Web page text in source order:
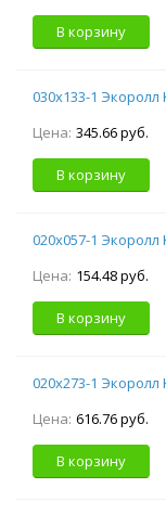
В корзину
030х133-1
Цена: 345.66 руб.
В корзину
020х057-1
Цена: 154.48 руб.
В корзину
020х273-1
Цена: 616.76 руб.
В корзину